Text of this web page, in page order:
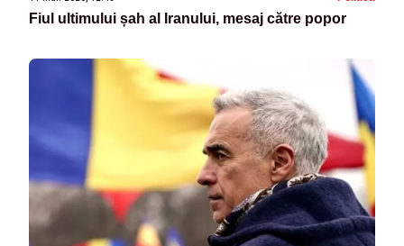
Fiul ultimului șah al Iranului, mesaj către popor